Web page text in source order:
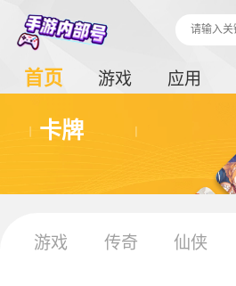
首页 游戏 应用
卡牌
游戏 传奇 仙侠